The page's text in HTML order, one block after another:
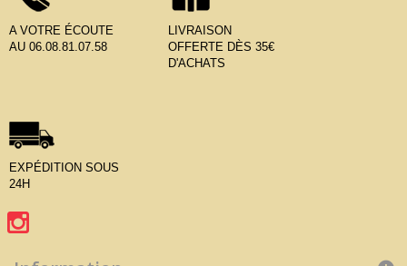
A VOTRE ÉCOUTE
AU 06.08.81.07.58
LIVRAISON
OFFERTE DÈS 35€
D'ACHATS
EXPÉDITION SOUS
24H